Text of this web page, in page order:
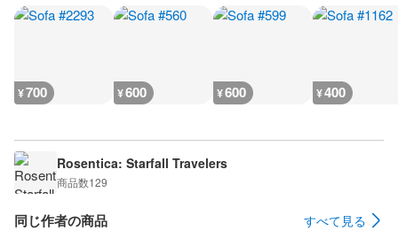
¥700 ¥600 ¥600 ¥400
Rosentica: Starfall Travelers
商品数129
同じ作者の商品 すべて見る